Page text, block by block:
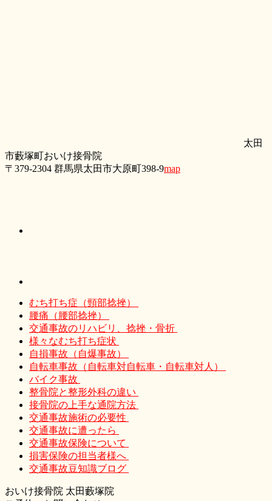
太田
市藪塚町おいけ接骨院
〒379-2304 群馬県太田市大原町398-9map
むち打ち症（頸部捻挫）
腰痛（腰部捻挫）
交通事故のリハビリ、捻挫・骨折
様々なむち打ち症状
自損事故（自爆事故）
自転車事故（自転車対自転車・自転車対人）
バイク事故
整骨院と整形外科の違い
接骨院の上手な通院方法
交通事故施術の必要性
交通事故に遭ったら
交通事故保険について
損害保険の担当者様へ
交通事故豆知識ブログ
おいけ接骨院 太田藪塚院